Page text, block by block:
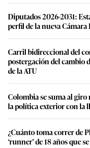
Diputados 2026-2031:
perfil de la nueva
Carril bidireccional del
postergación del cambio
de la ATU
Colombia se suma al
la política exterior con la
¿Cuánto toma correr de
‘runner’ de 18 años que